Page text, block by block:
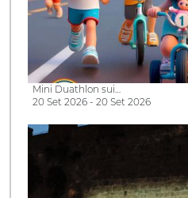
Mini Duathlon sui…
20 Set 2026 - 20 Set 2026